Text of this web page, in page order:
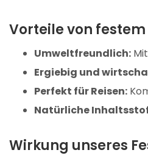
Vorteile von
Umweltfreundlich:Mit
Ergiebig und
Perfekt für Reisen:
Natürliche
Wirkung unseres